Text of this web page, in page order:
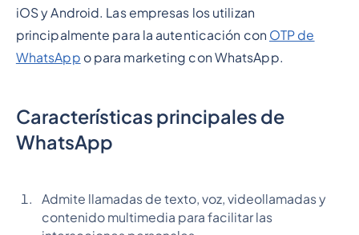
iOS y Android. Las empresas los utilizan
principalmente para la autenticación con OTP de
WhatsApp o para marketing con WhatsApp.
Características principales de
WhatsApp
Admite llamadas de texto, voz, videollamadas y
contenido multimedia para facilitar las